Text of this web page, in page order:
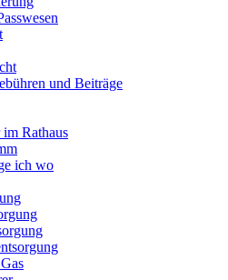
und Beiträge
Rathaus
ich wo